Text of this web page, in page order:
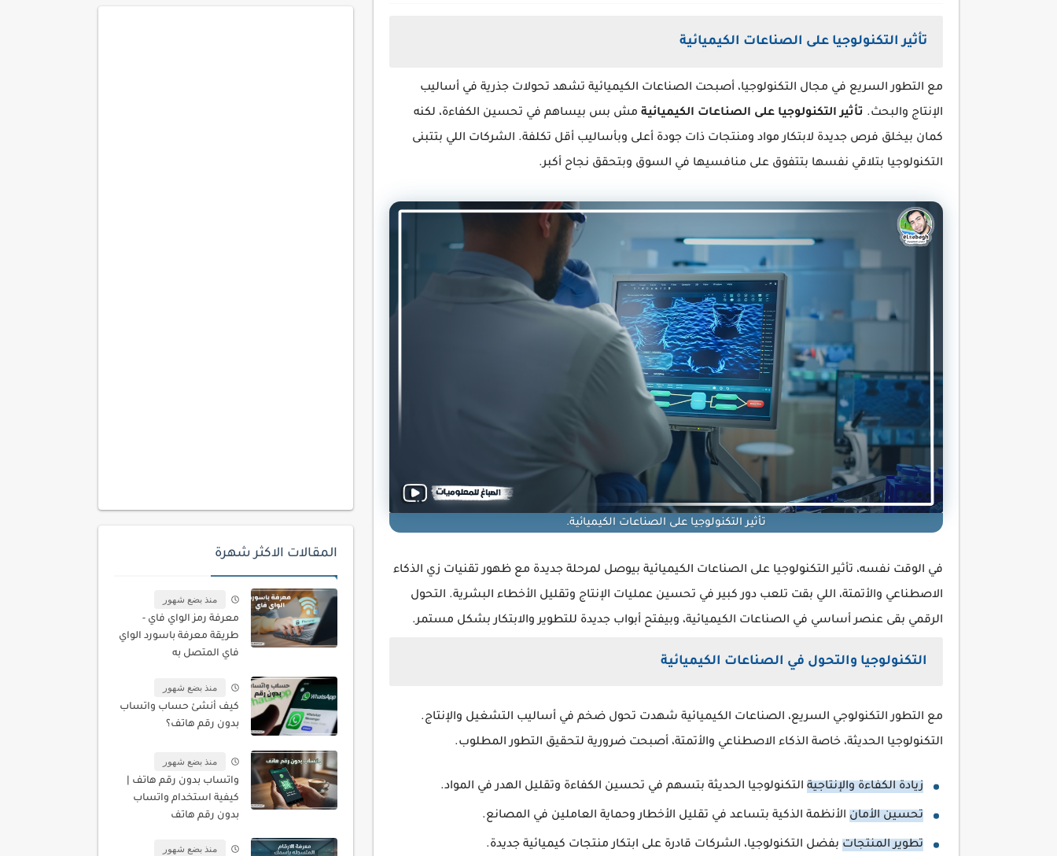
تأثير التكنولوجيا على الصناعات الكيميائية
مع التطور السريع في مجال التكنولوجيا، أصبحت الصناعات الكيميائية تشهد تحولات جذرية في أساليب
الإنتاج والبحث. تأثير التكنولوجيا على الصناعات الكيميائية مش بس بيساهم في تحسين الكفاءة، لكنه
كمان بيخلق فرص جديدة لابتكار مواد ومنتجات ذات جودة أعلى وبأساليب أقل تكلفة. الشركات اللي بتتبنى
التكنولوجيا بتلاقي نفسها بتتفوق على منافسيها في السوق وبتحقق نجاح أكبر.
تأثير التكنولوجيا على الصناعات الكيميائية.
في الوقت نفسه، تأثير التكنولوجيا على الصناعات الكيميائية بيوصل لمرحلة جديدة مع ظهور تقنيات زي الذكاء
الاصطناعي والأتمتة، اللي بقت تلعب دور كبير في تحسين عمليات الإنتاج وتقليل الأخطاء البشرية. التحول
الرقمي بقى عنصر أساسي في الصناعات الكيميائية، وبيفتح أبواب جديدة للتطوير والابتكار بشكل مستمر.
التكنولوجيا والتحول في الصناعات الكيميائية
مع التطور التكنولوجي السريع، الصناعات الكيميائية شهدت تحول ضخم في أساليب التشغيل والإنتاج.
التكنولوجيا الحديثة، خاصة الذكاء الاصطناعي والأتمتة، أصبحت ضرورية لتحقيق التطور المطلوب.
زيادة الكفاءة والإنتاجية التكنولوجيا الحديثة بتسهم في تحسين الكفاءة وتقليل الهدر في المواد.
تحسين الأمان الأنظمة الذكية بتساعد في تقليل الأخطار وحماية العاملين في المصانع.
تطوير المنتجات بفضل التكنولوجيا، الشركات قادرة على ابتكار منتجات كيميائية جديدة.
المقالات الاكثر شهرة
منذ بضع شهور
معرفة رمز الواي فاي -
طريقة معرفة باسورد الواي
فاي المتصل به
منذ بضع شهور
كيف أنشئ حساب واتساب
بدون رقم هاتف؟
منذ بضع شهور
واتساب بدون رقم هاتف |
كيفية استخدام واتساب
بدون رقم هاتف
منذ بضع شهور